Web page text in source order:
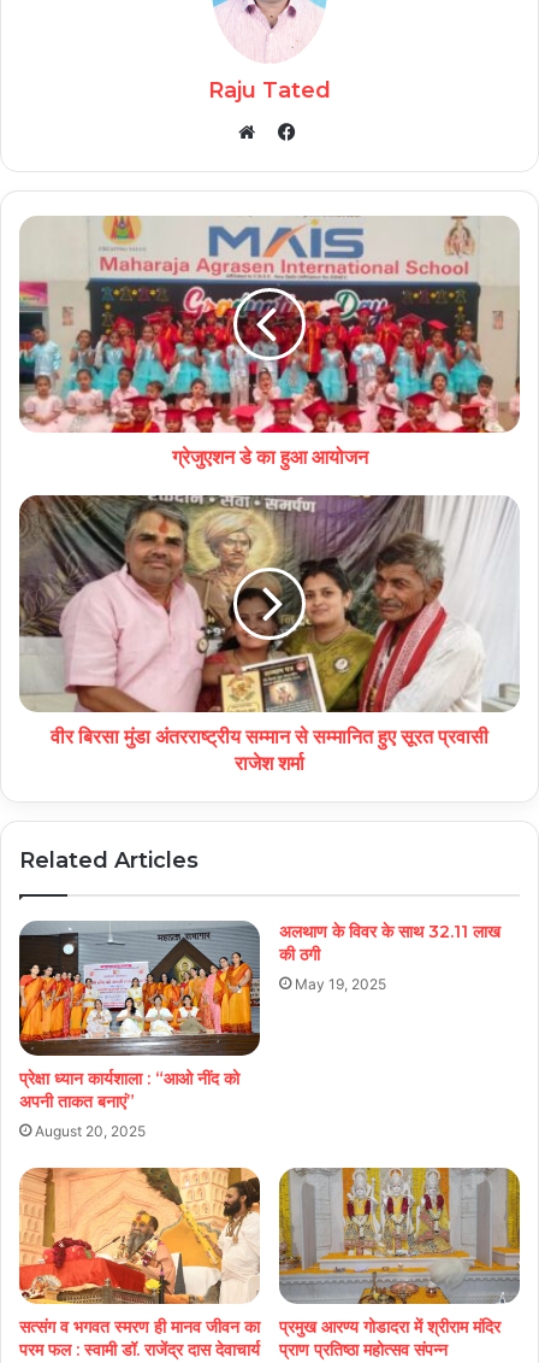
Raju Tated
Facebook
ग्रेजुएशन डे का हुआ आयोजन
वीर बिरसा मुंडा अंतरराष्ट्रीय सम्मान से सम्मानित हुए सूरत प्रवासी
राजेश शर्मा
Related Articles
प्रेक्षा ध्यान कार्यशाला : “आओ नींद को
अपनी ताकत बनाएं”
August 20, 2025
अलथाण के विवर के साथ 32.11 लाख
की ठगी
May 19, 2025
सत्संग व भगवत स्मरण ही मानव जीवन का
परम फल : स्वामी डॉ. राजेंद्र दास देवाचार्य
प्रमुख आरण्य गोडादरा में श्रीराम मंदिर
प्राण प्रतिष्ठा महोत्सव संपन्न